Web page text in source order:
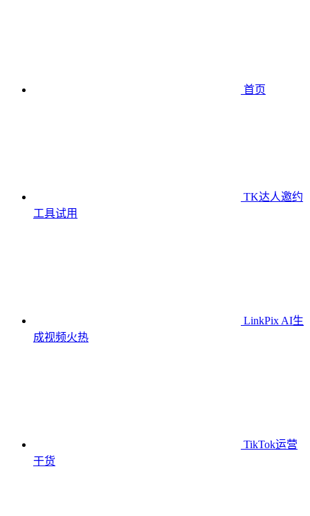
首页
TK达人邀约
工具试用
LinkPix AI生
成视频火热
TikTok运营
干货